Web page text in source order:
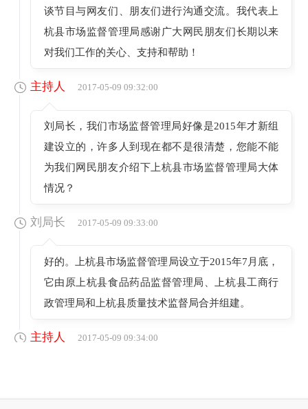
谈节目与网友们、朋友们进行沟通交流。我代表上
杭县市场监督管理局感谢广大网民朋友们长期以来
对我们工作的关心、支持和帮助！
主持人 2017-05-09 09:32:00
刘局长，我们市场监督管理局好像是2015年才新组
建设立的，许多人到现在都不是很清楚，您能不能
为我们网民朋友介绍下上杭县市场监督管理局大体
情况？
刘局长 2017-05-09 09:33:00
好的。上杭县市场监督管理局设立于2015年7月底，
它由原上杭县食品药品监督管理局、上杭县工商行
政管理局和上杭县质量技术监督局合并组建。
主持人 2017-05-09 09:34:00
我们单位有些了解了。刘局长，能不能详细介绍下